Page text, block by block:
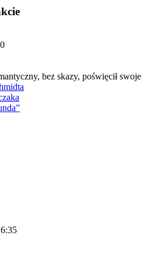
bez skazy, poświęcił swoje